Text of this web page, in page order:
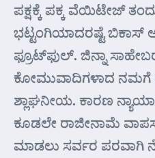
ಪಕ್ಷಕ್ಕೆ ಪಕ್ಕ ವೆಯಿಟೇಜ್
ಭಟ್ಟಂಗಿಯಾದರಷ್ಟೆ ಬಿಕಾಸ್
ಫ್ರೂಟ್‌ಫುಲ್. ಜಿನ್ನಾ
ಕೋಮುವಾದಿಗಳಾದ ನಮಗೆ
ಶ್ಲಾಘನೀಯ. ಕಾರಣ
ಕೂಡಲೇ ರಾಜೀನಾಮೆ
ಮಾಡಲು ಸರ್ವರ ಪರವಾಗಿ